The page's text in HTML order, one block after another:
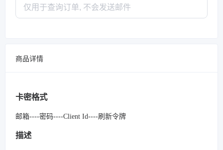
商品详情
卡密格式
邮箱----密码----Client Id----刷新令牌
描述